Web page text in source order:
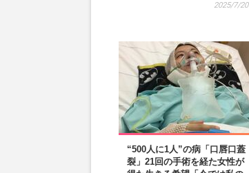
2025/7/20
“500人に1人”の病「口唇口蓋
裂」21回の手術を経た女性が